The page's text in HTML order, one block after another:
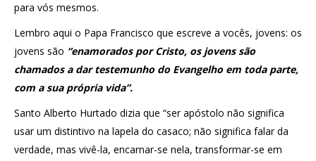
para vós mesmos.
Lembro aqui o Papa Francisco que escreve a vocês, jovens: os
jovens são “enamorados por Cristo, os jovens são
chamados a dar testemunho do Evangelho em toda parte,
com a sua própria vida”.
Santo Alberto Hurtado dizia que “ser apóstolo não significa
usar um distintivo na lapela do casaco; não significa falar da
verdade, mas vivê-la, encarnar-se nela, transformar-se em